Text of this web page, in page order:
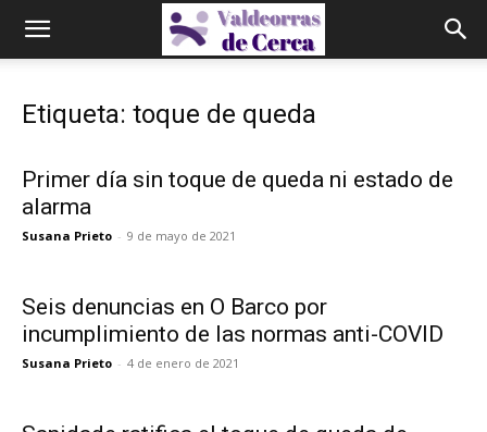
Etiqueta: toque de queda
Primer día sin toque de queda ni estado de
alarma
Susana Prieto - 9 de mayo de 2021
Seis denuncias en O Barco por
incumplimiento de las normas anti-COVID
Susana Prieto - 4 de enero de 2021